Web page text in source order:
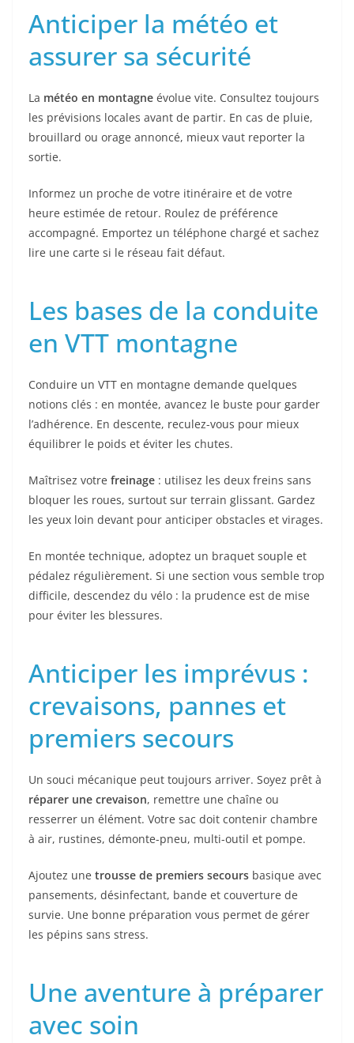
Anticiper la météo et
assurer sa sécurité
La météo en montagne évolue vite. Consultez toujours
les prévisions locales avant de partir. En cas de pluie,
brouillard ou orage annoncé, mieux vaut reporter la
sortie.
Informez un proche de votre itinéraire et de votre
heure estimée de retour. Roulez de préférence
accompagné. Emportez un téléphone chargé et sachez
lire une carte si le réseau fait défaut.
Les bases de la conduite
en VTT montagne
Conduire un VTT en montagne demande quelques
notions clés : en montée, avancez le buste pour garder
l’adhérence. En descente, reculez-vous pour mieux
équilibrer le poids et éviter les chutes.
Maîtrisez votre freinage : utilisez les deux freins sans
bloquer les roues, surtout sur terrain glissant. Gardez
les yeux loin devant pour anticiper obstacles et virages.
En montée technique, adoptez un braquet souple et
pédalez régulièrement. Si une section vous semble trop
difficile, descendez du vélo : la prudence est de mise
pour éviter les blessures.
Anticiper les imprévus :
crevaisons, pannes et
premiers secours
Un souci mécanique peut toujours arriver. Soyez prêt à
réparer une crevaison, remettre une chaîne ou
resserrer un élément. Votre sac doit contenir chambre
à air, rustines, démonte-pneu, multi-outil et pompe.
Ajoutez une trousse de premiers secours basique avec
pansements, désinfectant, bande et couverture de
survie. Une bonne préparation vous permet de gérer
les pépins sans stress.
Une aventure à préparer
avec soin